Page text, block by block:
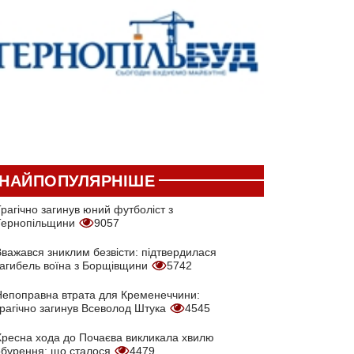
загинув юний футболіст з
9057
зниклим безвісти: підтвердилася
воїна з Борщівщини
5742
втрата для Кременеччини:
загинув Всеволод Штука
4545
хода до Почаєва викликала хвилю
що сталося
4479